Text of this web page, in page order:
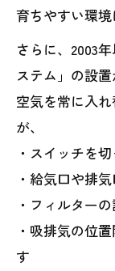
育ちやすい環境
さらに、2003
ステム」の設
空気を常に入
が、
・スイッチを
・給気口や排
・フィルター
・吸排気の位
す